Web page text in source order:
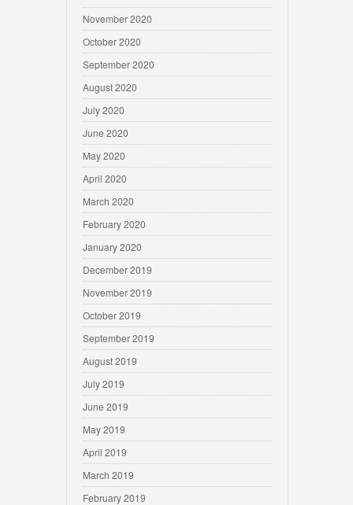
November 2020
October 2020
September 2020
August 2020
July 2020
June 2020
May 2020
April 2020
March 2020
February 2020
January 2020
December 2019
November 2019
October 2019
September 2019
August 2019
July 2019
June 2019
May 2019
April 2019
March 2019
February 2019